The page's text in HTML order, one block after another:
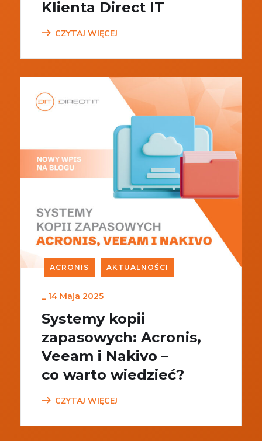
Klienta Direct IT
CZYTAJ WIĘCEJ
ACRONIS AKTUALNOŚCI
_ 14 Maja 2025
Systemy kopii
zapasowych: Acronis,
Veeam i Nakivo –
co warto wiedzieć?
CZYTAJ WIĘCEJ